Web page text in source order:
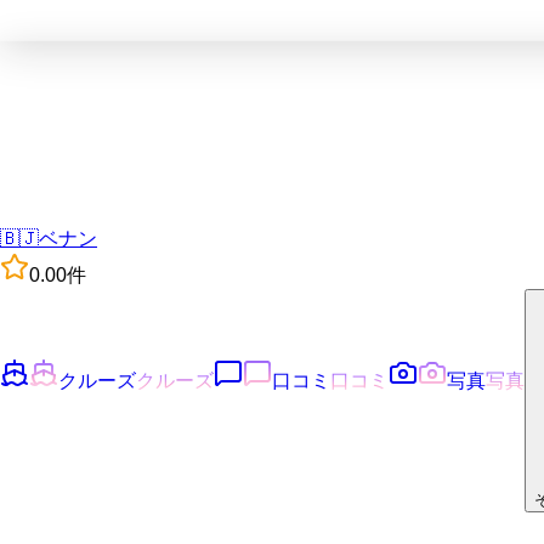
🇧🇯ベナン
0.00件
クルーズクルーズ 口コミ 口コミ 写真写真